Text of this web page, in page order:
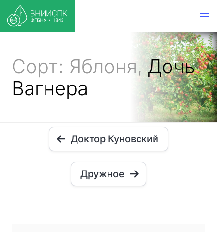
Сорт: Яблоня,Дочь
Вагнера
Доктор Куновский
Дружное